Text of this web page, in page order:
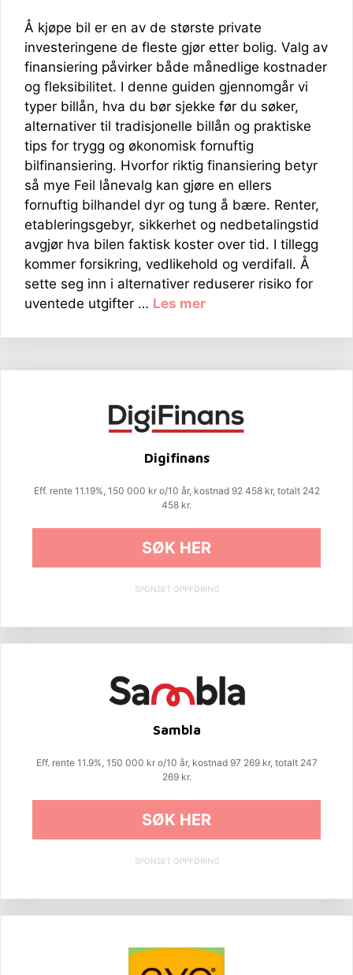
Å kjøpe bil er en av de største private
investeringene de fleste gjør etter bolig. Valg av
finansiering påvirker både månedlige kostnader
og fleksibilitet. I denne guiden gjennomgår vi
typer billån, hva du bør sjekke før du søker,
alternativer til tradisjonelle billån og praktiske
tips for trygg og økonomisk fornuftig
bilfinansiering. Hvorfor riktig finansiering betyr
så mye Feil lånevalg kan gjøre en ellers
fornuftig bilhandel dyr og tung å bære. Renter,
etableringsgebyr, sikkerhet og nedbetalingstid
avgjør hva bilen faktisk koster over tid. I tillegg
kommer forsikring, vedlikehold og verdifall. Å
sette seg inn i alternativer reduserer risiko for
uventede utgifter … Les mer
Digifinans
Eff. rente 11.19%, 150 000 kr o/10 år, kostnad 92 458 kr, totalt 242
458 kr.
SØK HER
SPONSET OPPFØRING
Sambla
Eff. rente 11.9%, 150 000 kr o/10 år, kostnad 97 269 kr, totalt 247
269 kr.
SØK HER
SPONSET OPPFØRING